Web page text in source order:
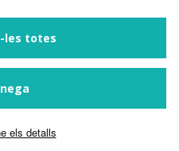
les totes
els detalls